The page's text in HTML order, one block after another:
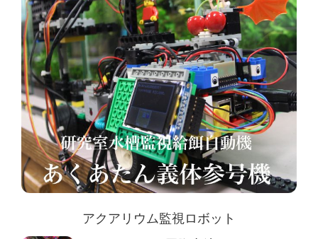
アクアリウム監視ロボット